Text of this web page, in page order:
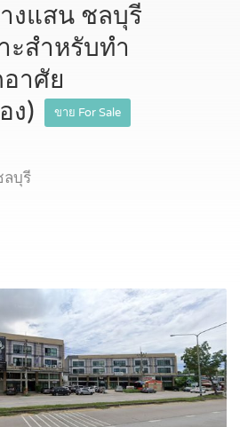
งแสน ชลบุรี
ะสำหรับทำ
าศัย
ง)
ขาย For Sale
ลบุรี